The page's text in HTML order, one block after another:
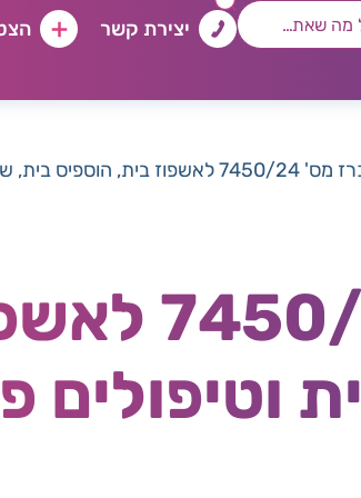
יצירת קשר
בית, הוספיס בית, שיקום בית וטיפולים פרטניים בבית המטופל
מכרז מס'
וטיפולים